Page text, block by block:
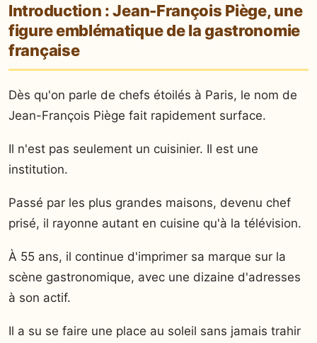
Introduction : Jean-François Piège, une
figure emblématique de la gastronomie
française
Dès qu'on parle de chefs étoilés à Paris, le nom de
Jean-François Piège fait rapidement surface.
Il n'est pas seulement un cuisinier. Il est une
institution.
Passé par les plus grandes maisons, devenu chef
prisé, il rayonne autant en cuisine qu'à la télévision.
À 55 ans, il continue d'imprimer sa marque sur la
scène gastronomique, avec une dizaine d'adresses
à son actif.
Il a su se faire une place au soleil sans jamais trahir